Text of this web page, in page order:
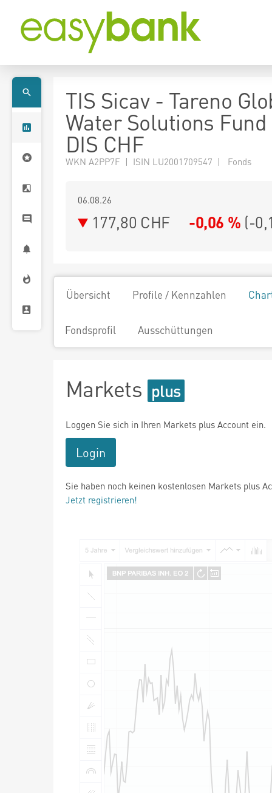
TIS Sicav - Tareno
Water Solutions Fund
DIS CHF
WKN A2PP7F | ISIN LU2001709547 | Fonds
06.08.26
177,80 CHF -0,06 % (-
Übersicht Profile / Kennzahlen
Fondsprofil Ausschüttungen
Markets
Loggen Sie sich in Ihren Markets plus Account ein.
Login
Sie haben noch keinen kostenlosen Markets plus
Jetzt registrieren!